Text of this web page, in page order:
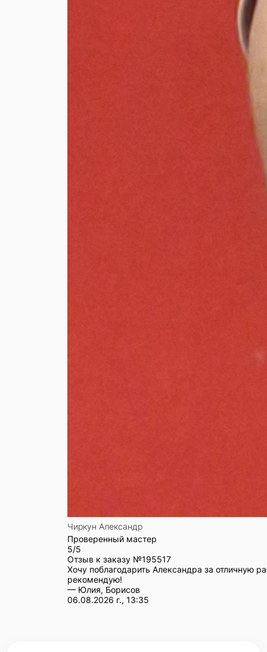
Чиркун Александр
Проверенный мастер
5/5
Отзыв к заказу №195517
Хочу поблагодарить Александра за отличную
рекомендую!
— Юлия, Борисов
06.08.2026 г., 13:35